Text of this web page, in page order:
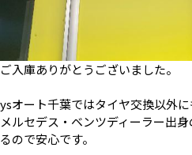
ご入庫ありがとうございました。
ysオート千葉ではタイヤ交換以外に
メルセデス・ベンツディーラー出
るので安心です。